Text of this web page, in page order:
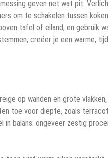
geven net wat pit.
om te schakelen tussen
tafel of eiland, en gebruik
creëer je een warme,
op wanden en grote vlakken,
toe voor diepte, zoals
in balans: ongeveer zestig